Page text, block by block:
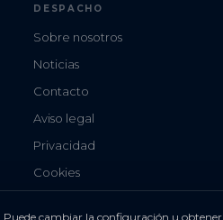
DESPACHO
Sobre nosotros
Noticias
Contacto
Aviso legal
Privacidad
Cookies
Puede cambiar la configuración u obtener